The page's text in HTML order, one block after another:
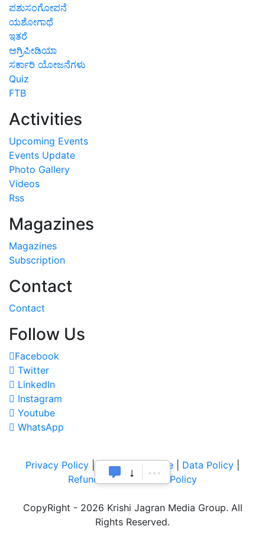
ಪಶುಸಂಗೋಪನೆ
ಯಶೋಗಾಥೆ
ಇತರೆ
ಅಗ್ರಿಪೀಡಿಯಾ
ಸರ್ಕಾರಿ ಯೋಜನೆಗಳು
Quiz
FTB
Activities
Upcoming Events
Events Update
Photo Gallery
Videos
Rss
Magazines
Magazines
Subscription
Contact
Contact
Follow Us
Facebook
Twitter
LinkedIn
Instagram
Youtube
WhatsApp
Privacy Policy |Terms of Service Data Policy
Refund & Cancellation Policy
CopyRight - 2026 Krishi Jagran Media Group. All
Rights Reserved.